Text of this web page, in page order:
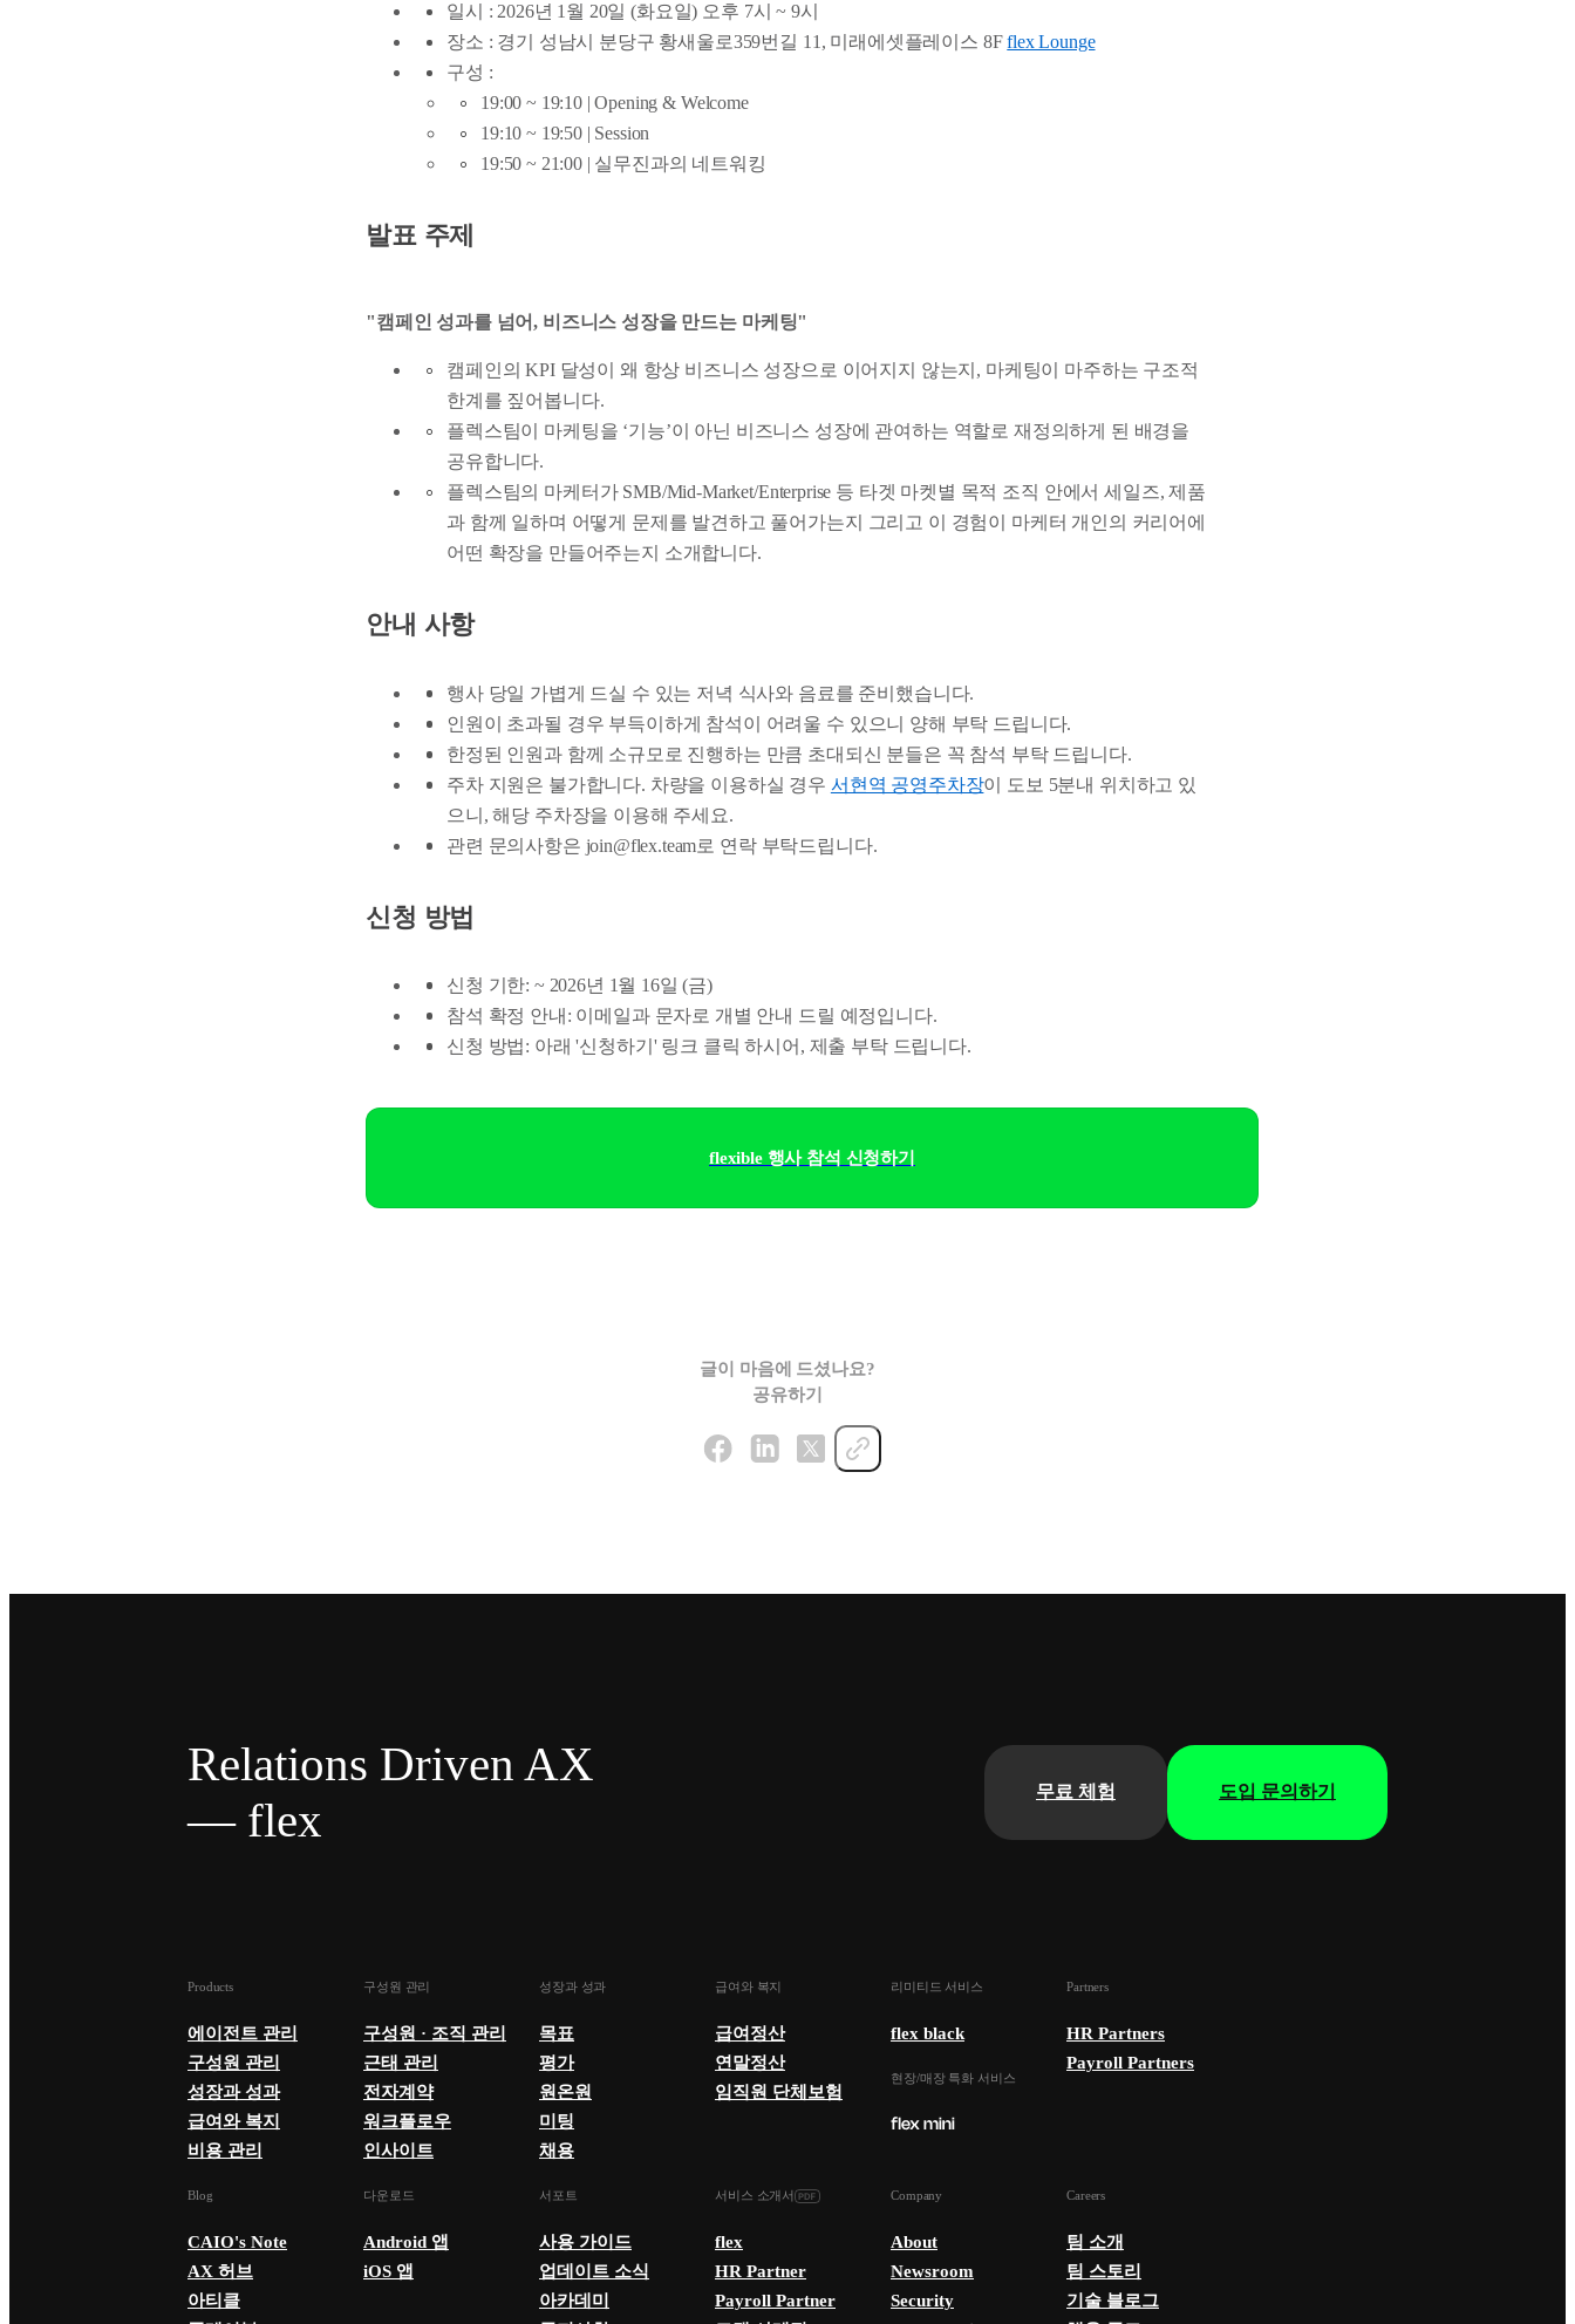
일시 : 2026년 1월 20일 (화요일) 오후 7시 ~ 9시
장소 : 경기 성남시 분당구 황새울로359번길 11, 미래에셋플레이스 8Fflex Lounge
구성 :
19:00 ~ 19:10 | Opening & Welcome
19:10 ~ 19:50 | Session
19:50 ~ 21:00 | 실무진과의 네트워킹
발표 주제
"캠페인 성과를 넘어, 비즈니스 성장을 만드는 마케팅"
캠페인의 KPI 달성이 왜 항상 비즈니스 성장으로 이어지지 않는지, 마케팅이 마주하는 구조적
한계를 짚어봅니다.
플렉스팀이 마케팅을 ‘기능’이 아닌 비즈니스 성장에 관여하는 역할로 재정의하게 된 배경을
공유합니다.
플렉스팀의 마케터가 SMB/Mid-Market/Enterprise 등 타겟 마켓별 목적 조직 안에서 세일즈, 제품
과 함께 일하며 어떻게 문제를 발견하고 풀어가는지 그리고 이 경험이 마케터 개인의 커리어에
어떤 확장을 만들어주는지 소개합니다.
안내 사항
행사 당일 가볍게 드실 수 있는 저녁 식사와 음료를 준비했습니다.
인원이 초과될 경우 부득이하게 참석이 어려울 수 있으니 양해 부탁 드립니다.
한정된 인원과 함께 소규모로 진행하는 만큼 초대되신 분들은 꼭 참석 부탁 드립니다.
주차 지원은 불가합니다. 차량을 이용하실 경우 서현역 공영주차장이 도보 5분내 위치하고 있
으니, 해당 주차장을 이용해 주세요.
관련 문의사항은 join@flex.team로 연락 부탁드립니다.
신청 방법
신청 기한: ~ 2026년 1월 16일 (금)
참석 확정 안내: 이메일과 문자로 개별 안내 드릴 예정입니다.
신청 방법: 아래 '신청하기' 링크 클릭 하시어, 제출 부탁 드립니다.
flexible 행사 참석 신청하기
글이 마음에 드셨나요?
공유하기
Relations Driven AX
— flex
무료 체험 도입 문의하기
Products
에이전트 관리
구성원 관리
성장과 성과
급여와 복지
비용 관리
구성원 관리
구성원 · 조직 관리
근태 관리
전자계약
워크플로우
인사이트
성장과 성과
목표
평가
원온원
미팅
채용
급여와 복지
급여정산
연말정산
임직원 단체보험
리미티드 서비스
flex black
현장/매장 특화 서비스
Partners
HR Partners
Payroll Partners
Blog
CAIO's Note
AX 허브
아티클
다운로드
Android 앱
iOS 앱
서포트
사용 가이드
업데이트 소식
아카데미
서비스 소개서
flex
HR Partner
Payroll Partner
Company
About
Newsroom
Security
Careers
팀 소개
팀 스토리
기술 블로그